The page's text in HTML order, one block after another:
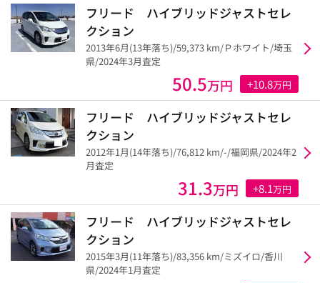
フリード ハイブリッドジャストセレ
クション
2013年6月(13年落ち)/59,373 km/Ｐホワイト/埼玉
県/2024年3月査定
50.5万円 +10.8万円
フリード ハイブリッドジャストセレ
クション
2012年1月(14年落ち)/76,812 km/-/福岡県/2024年2
月査定
31.3万円 +8.1万円
フリード ハイブリッドジャストセレ
クション
2015年3月(11年落ち)/83,356 km/ミズイロ/香川
県/2024年1月査定